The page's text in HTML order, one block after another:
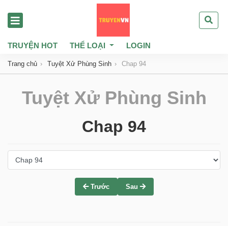
TRUYỆN HOT THỂ LOẠI LOGIN
Trang chủ Tuyệt Xử Phùng Sinh Chap 94
Tuyệt Xử Phùng Sinh
Chap 94
Trước Sau